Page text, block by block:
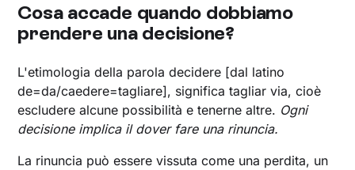
Cosa accade quando dobbiamo
prendere una decisione?
L'etimologia della parola decidere [dal latino
de=da/caedere=tagliare], significa tagliar via, cioè
escludere alcune possibilità e tenerne altre. Ogni
decisione implica il dover fare una rinuncia.
La rinuncia può essere vissuta come una perdita, un